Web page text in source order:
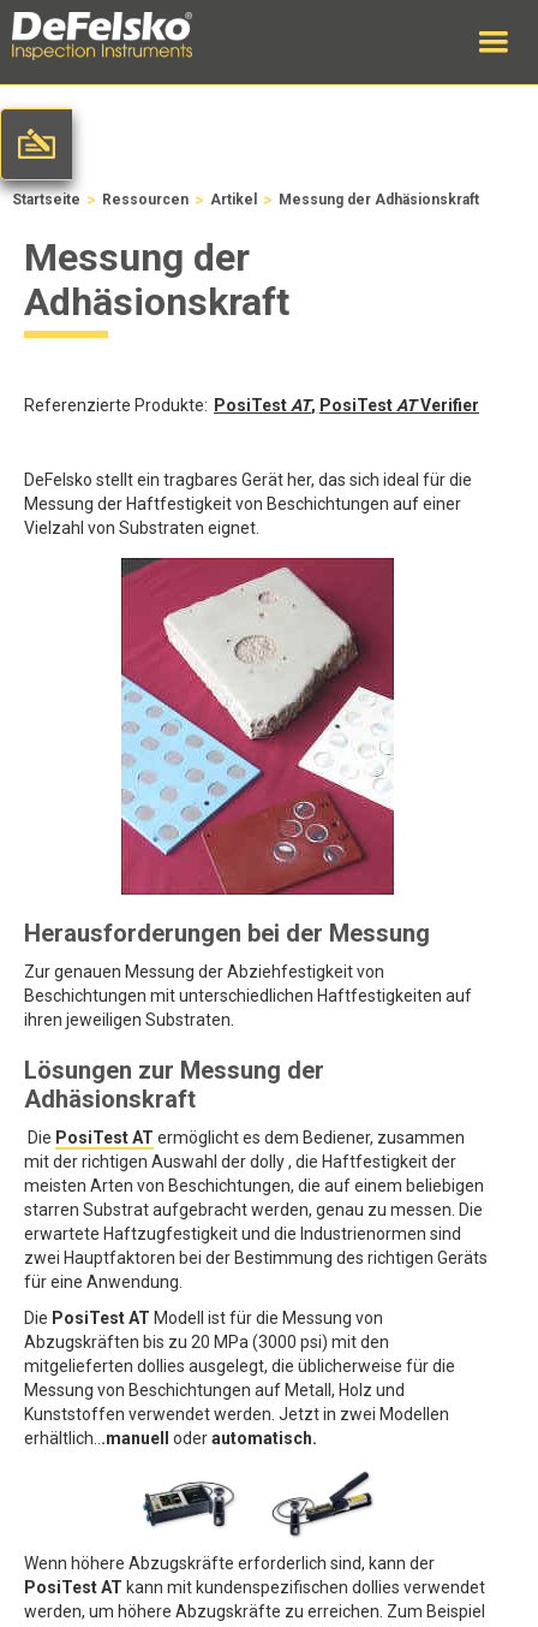
Startseite > Ressourcen > Artikel > Messung der Adhäsionskraft
Messung der
Adhäsionskraft
Referenzierte Produkte: PosiTest AT, PosiTest ATVerifier
DeFelsko stellt ein tragbares Gerät her, das sich ideal für die
Messung der Haftfestigkeit von Beschichtungen auf einer
Vielzahl von Substraten eignet.
Herausforderungen bei der Messung
Zur genauen Messung der Abziehfestigkeit von
Beschichtungen mit unterschiedlichen Haftfestigkeiten auf
ihren jeweiligen Substraten.
Lösungen zur Messung der
Adhäsionskraft
Die PosiTest AT ermöglicht es dem Bediener, zusammen
mit der richtigen Auswahl der dolly , die Haftfestigkeit der
meisten Arten von Beschichtungen, die auf einem beliebigen
starren Substrat aufgebracht werden, genau zu messen. Die
erwartete Haftzugfestigkeit und die Industrienormen sind
zwei Hauptfaktoren bei der Bestimmung des richtigen Geräts
für eine Anwendung.
Die PosiTest AT Modell ist für die Messung von
Abzugskräften bis zu 20 MPa (3000 psi) mit den
mitgelieferten dollies ausgelegt, die üblicherweise für die
Messung von Beschichtungen auf Metall, Holz und
Kunststoffen verwendet werden. Jetzt in zwei Modellen
erhältlich.. .manuell oderautomatisch.
Wenn höhere Abzugskräfte erforderlich sind, kann der
PosiTest AT kann mit kundenspezifischen dollies verwendet
werden, um höhere Abzugskräfte zu erreichen. Zum Beispiel